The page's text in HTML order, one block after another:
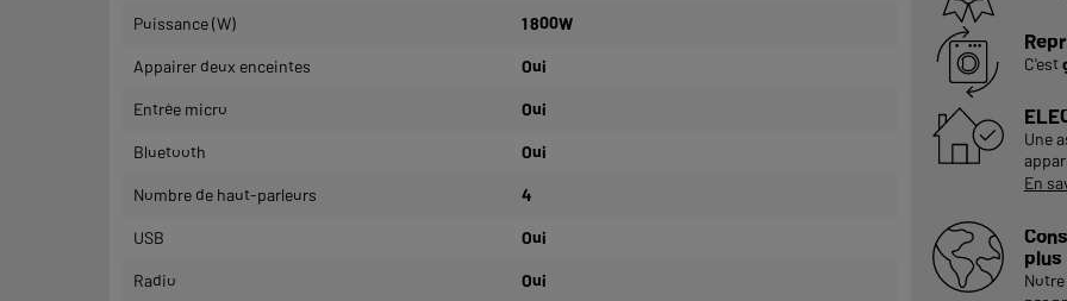
C'est
Une
En
plus
Puissance (W) 1 800W
Appairer deux enceintes Oui
Entrée micro Oui
Bluetooth Oui
Nombre de haut-parleurs 4
USB Oui
Radio Oui